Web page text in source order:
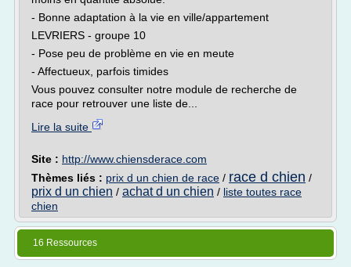
- Bonne adaptation à la vie en ville/appartement
LEVRIERS - groupe 10
- Pose peu de problème en vie en meute
- Affectueux, parfois timides
Vous pouvez consulter notre module de recherche de
race pour retrouver une liste de...
Lire la suite
Site : http://www.chiensderace.com
Thèmes liés : prix d un chien de race / race d chien /
prix d un chien / achat d un chien / liste toutes race
chien
16 Ressources